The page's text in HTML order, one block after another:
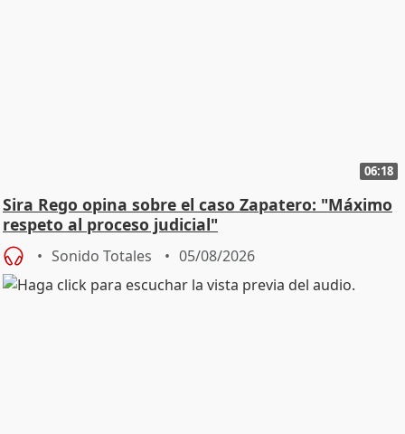
06:18
Sira Rego opina sobre el caso Zapatero: "Máximo
respeto al proceso judicial"
Sonido Totales 05/08/2026